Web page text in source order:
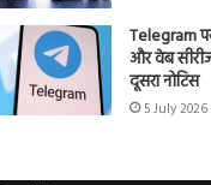
Telegram
और वेब
दूसरा नोटिस
5 July